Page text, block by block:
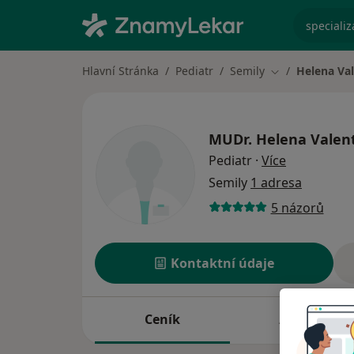
Hlavní Stránka Pediatr Semily Změna města
Helena
MUDr. Helena
Pediatr · Více
Semily 1 adresa
5 názorů
Kontaktní údaje
Ceník Adresy